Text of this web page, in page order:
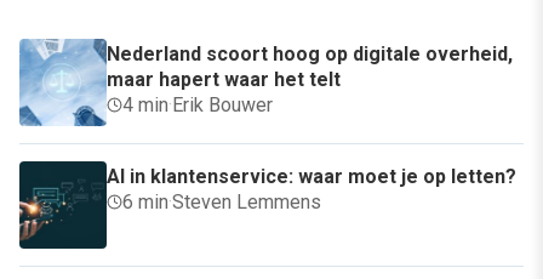
Nederland scoort hoog op digitale overheid,
maar hapert waar het telt
4 min·Erik Bouwer
AI in klantenservice: waar moet je op letten?
6 min·Steven Lemmens